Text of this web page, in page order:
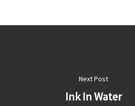
Next Post
Ink In Water